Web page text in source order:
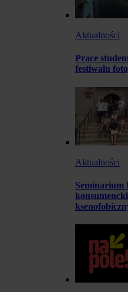
Aktualności
Prace
festiwalu
Aktualności
Seminarium